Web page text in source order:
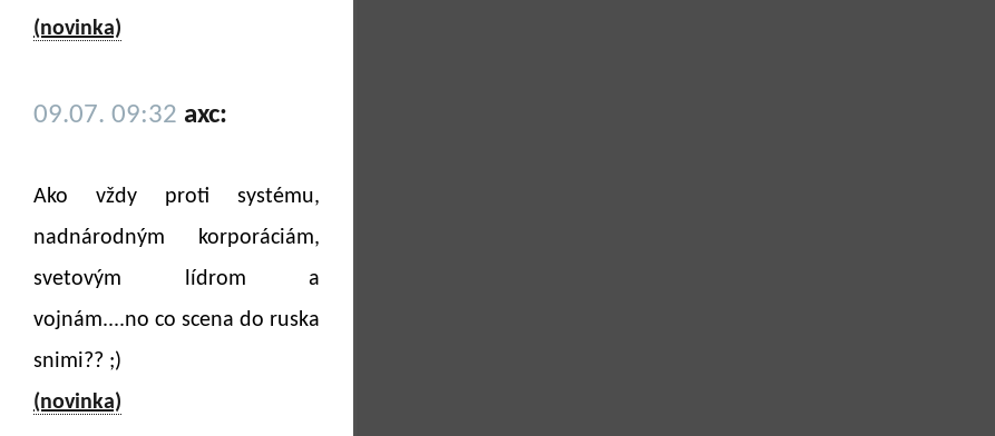
(novinka)
09.07. 09:32 axc:
Ako vždy proti systému,
nadnárodným korporáciám,
svetovým lídrom a
vojnám....no co scena do ruska
snimi?? ;)
(novinka)